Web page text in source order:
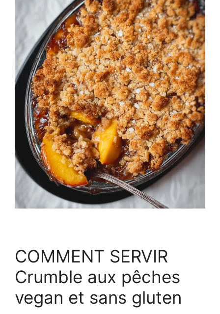
COMMENT SERVIR
Crumble aux pêches
vegan et sans gluten